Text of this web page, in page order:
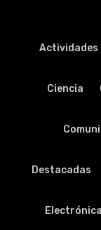
Actividades
Ciencia
Destacadas
Electrónica